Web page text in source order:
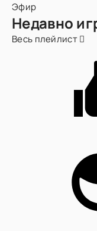
Эфир
Недавно
Весь плейлист